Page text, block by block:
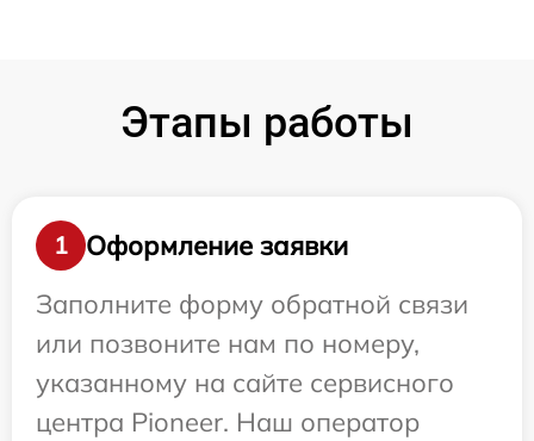
Этапы работы
1
Оформление заявки
Заполните форму обратной связи
или позвоните нам по номеру,
указанному на сайте сервисного
центра Pioneer. Наш оператор